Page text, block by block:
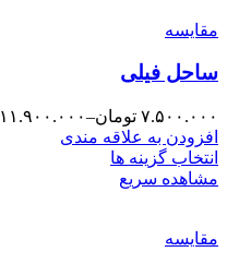
مقایسه
ساحل فیلی
۷.۵۰۰.۰۰۰ تومان–۱۱.۹۰۰.۰۰۰
افزودن به علاقه مندی
انتخاب گزینه ها
مشاهده سریع
مقایسه